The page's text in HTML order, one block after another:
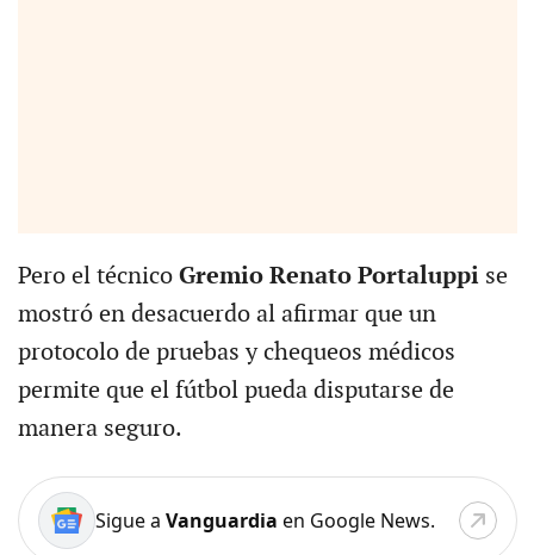
Pero el técnico Gremio Renato Portaluppi se
mostró en desacuerdo al afirmar que un
protocolo de pruebas y chequeos médicos
permite que el fútbol pueda disputarse de
manera seguro.
Sigue a Vanguardia en Google News.